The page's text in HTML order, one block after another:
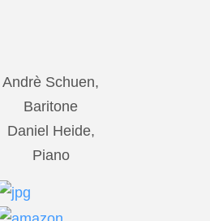
Andrè Schuen,
Baritone
Daniel Heide,
Piano